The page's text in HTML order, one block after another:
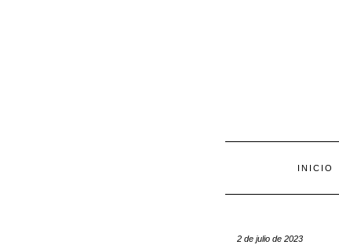
INICIO
2 de julio de 2023